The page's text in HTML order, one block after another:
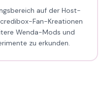
auf der Host-
Fan-Kreationen
Wenda-Mods und
zu erkunden.